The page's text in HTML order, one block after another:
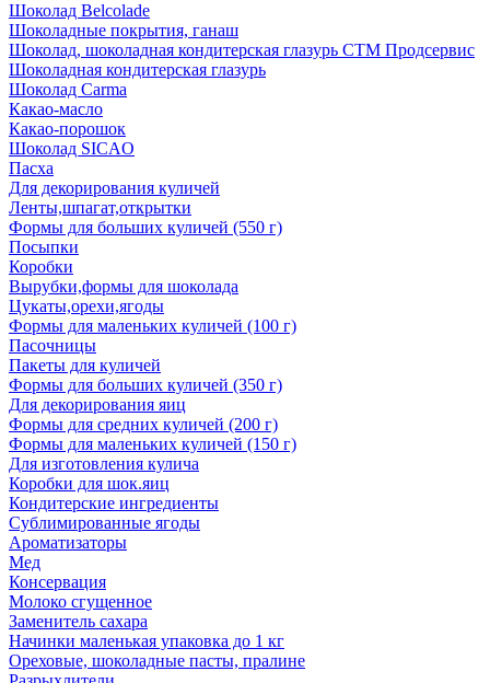
Шоколад Belcolade
Шоколадные покрытия, ганаш
Шоколад, шоколадная кондитерская глазурь СТМ Продсервис
Шоколадная кондитерская глазурь
Шоколад Carma
Какао-масло
Какао-порошок
Шоколад SICAO
Пасха
Для декорирования куличей
Ленты,шпагат,открытки
Формы для больших куличей (550 г)
Посыпки
Коробки
Вырубки,формы для шоколада
Цукаты,орехи,ягоды
Формы для маленьких куличей (100 г)
Пасочницы
Пакеты для куличей
Формы для больших куличей (350 г)
Для декорирования яиц
Формы для средних куличей (200 г)
Формы для маленьких куличей (150 г)
Для изготовления кулича
Коробки для шок.яиц
Кондитерские ингредиенты
Сублимированные ягоды
Ароматизаторы
Мед
Консервация
Молоко сгущенное
Заменитель сахара
Начинки маленькая упаковка до 1 кг
Ореховые, шоколадные пасты, пралине